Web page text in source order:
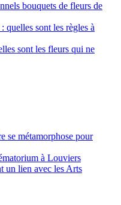
bouquets de fleurs de
quelles sont les règles à
sont les fleurs qui ne
se métamorphose pour
à Louviers
un lien avec les Arts